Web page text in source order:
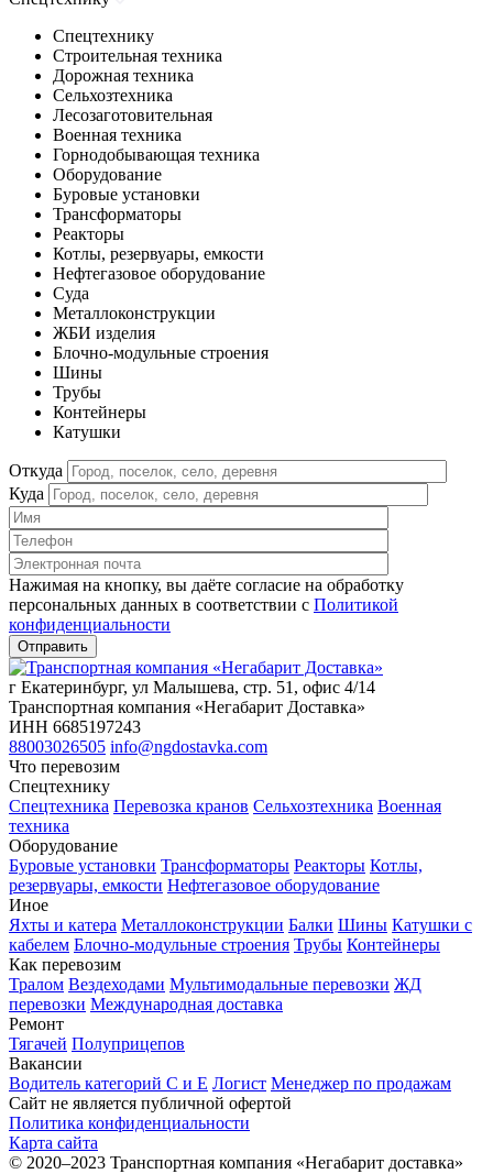
Спецтехнику
Строительная техника
Дорожная техника
Сельхозтехника
Лесозаготовительная
Военная техника
Горнодобывающая техника
Оборудование
Буровые установки
Трансформаторы
Реакторы
Котлы, резервуары, емкости
Нефтегазовое оборудование
Cуда
Металлоконструкции
ЖБИ изделия
Блочно-модульные строения
Шины
Трубы
Контейнеры
Катушки
Откуда
Куда
Нажимая на кнопку, вы даёте согласие на обработку
персональных данных в соответствии c Политикой
конфиденциальности
г Екатеринбург, ул Малышева, стр. 51, офис 4/14
Транспортная компания «Негабарит Доставка»
ИНН 6685197243
88003026505 info@ngdostavka.com
Что перевозим
Спецтехнику
Спецтехника Перевозка кранов Сельхозтехника Военная
техника
Оборудование
Буровые установки Трансформаторы Реакторы Котлы,
резервуары, емкости Нефтегазовое оборудование
Иное
Яхты и катера Металлоконструкции Балки Шины Катушки с
кабелем Блочно-модульные строения Трубы Контейнеры
Как перевозим
Тралом Вездеходами Мультимодальные перевозки ЖД
перевозки Международная доставка
Ремонт
Тягачей Полуприцепов
Вакансии
Водитель категорий С и Е Логист Менеджер по продажам
Сайт не является публичной офертой
Политика конфиденциальности
Карта сайта
© 2020–2023 Транспортная компания «Негабарит доставка»